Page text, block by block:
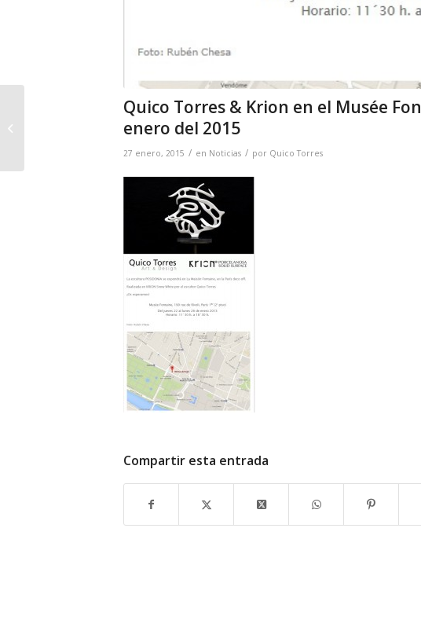
Quico Torres & Krion en el Musée
enero del 2015
27 enero, 2015 / en Noticias / por Quico Torres
Compartir esta entrada